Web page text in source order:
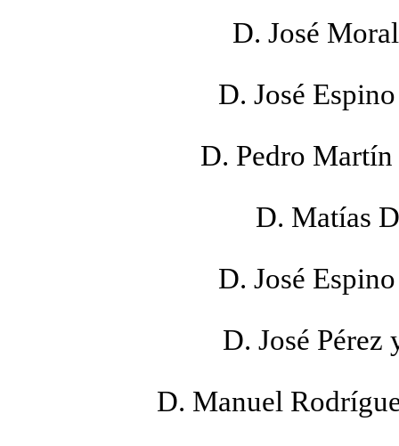
D. José
D. José
D. Pedro
D. Matías
D. José
D. José Pérez
D. Manuel